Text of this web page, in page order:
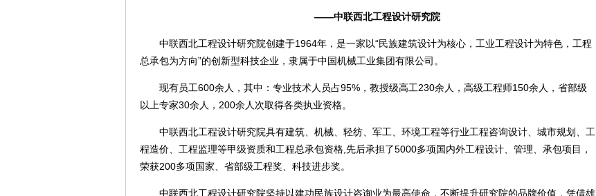
——中联西北工程设计研究院
中联西北工程设计研究院创建于1964年，是一家以“民族建筑设计为核心，工业工程设计为特色，工程
总承包为方向”的创新型科技企业，隶属于中国机械工业集团有限公司。
现有员工600余人，其中：专业技术人员占95%，教授级高工230余人，高级工程师150余人，省部级
以上专家30余人，200余人次取得各类执业资格。
中联西北工程设计研究院具有建筑、机械、轻纺、军工、环境工程等行业工程咨询设计、城市规划、工
程造价、工程监理等甲级资质和工程总承包资格,先后承担了5000多项国内外工程设计、管理、承包项目，
荣获200多项国家、省部级工程奖、科技进步奖。
中联西北工程设计研究院坚持以建功民族设计咨询业为最高使命，不断提升研究院的品牌价值，凭借雄